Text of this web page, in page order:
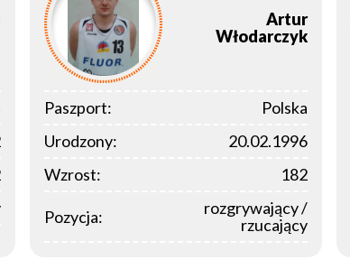
Artur
Włodarczyk
Paszport:
Polska
Urodzony:
20.02.1996
Wzrost:
182
Pozycja:
rozgrywający /
rzucający